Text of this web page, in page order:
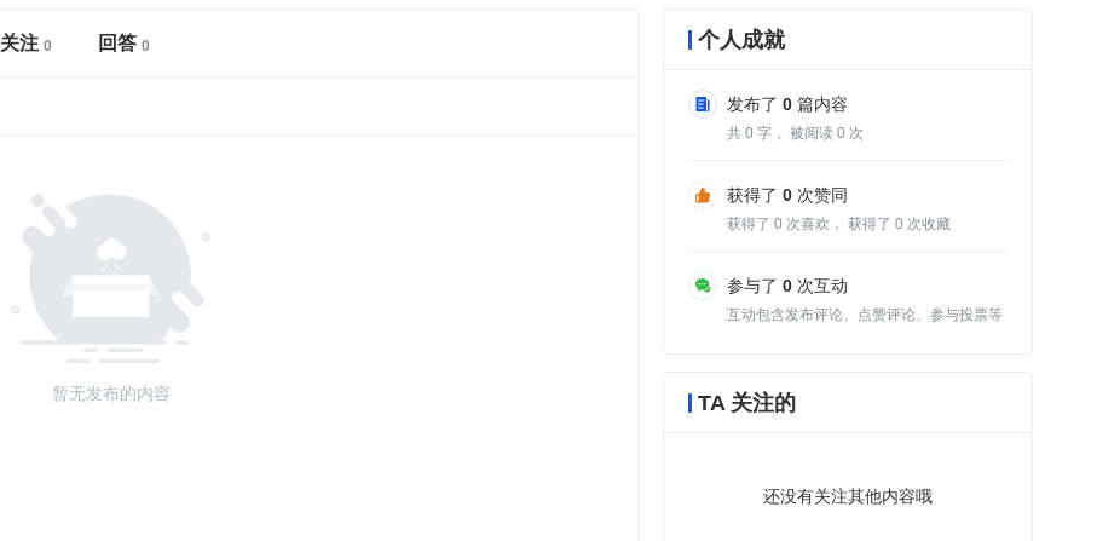
关注 回答
暂无发布的内容
个人成就
发布了 0 篇内容
共 0 字， 被阅读 0 次
获得了 0 次赞同
获得了 0 次喜欢， 获得了 0 次收藏
参与了 0 次互动
互动包含发布评论、点赞评论、参与投票等
TA 关注的
还没有关注其他内容哦